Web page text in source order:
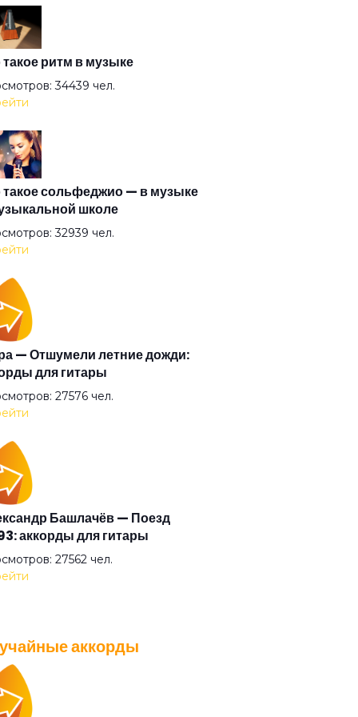
гор
и Клайд
моём (Всегда)
такое ритм в музыке
34439 чел.
такое сольфеджио — в музыке
школе
32939 чел.
— Отшумели летние дожди:
для гитары
27576 чел.
Башлачёв — Поезд
аккорды для гитары
27562 чел.
— Плохо танцевать: аккорды
аккорды